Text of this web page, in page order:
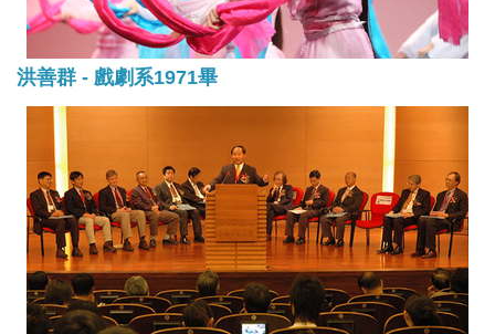
洪善群 - 戲劇系1971畢